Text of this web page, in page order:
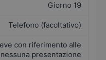
Giorno 19
Telefono (facoltativo)
con riferimento alle
presentazione